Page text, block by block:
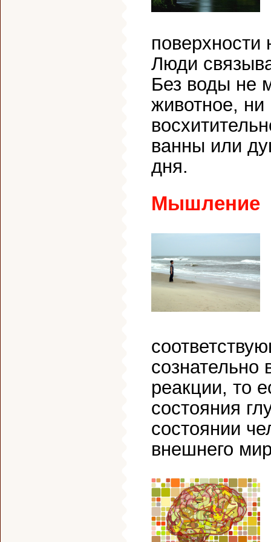
Люди
Без воды не
животное,
ванны или
дня.
Мышление
сознательно
реакции, то
состояния
состоянии
внешнего